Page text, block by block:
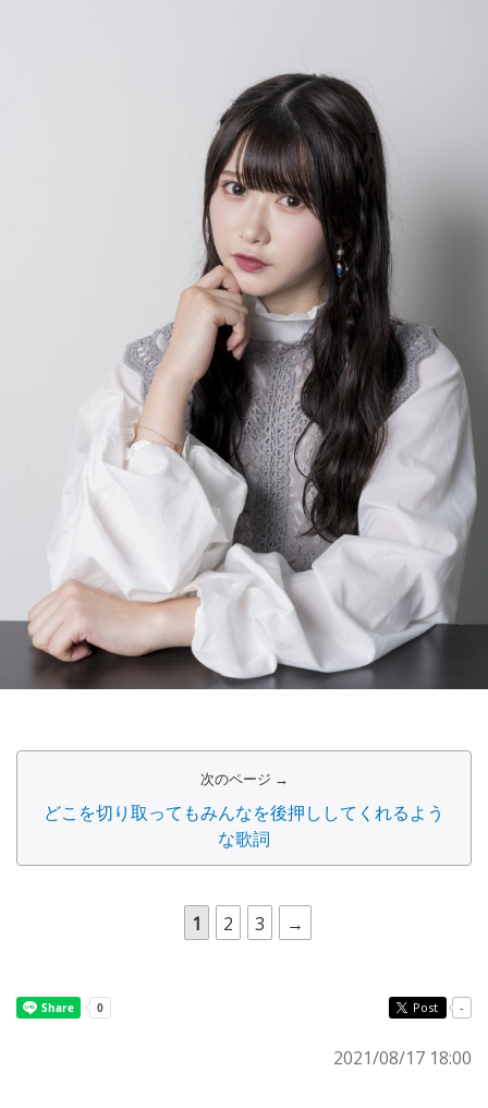
次のページ →
どこを切り取ってもみんなを後押ししてくれるよう
な歌詞
1 2 3 →
Post -
2021/08/17 18:00